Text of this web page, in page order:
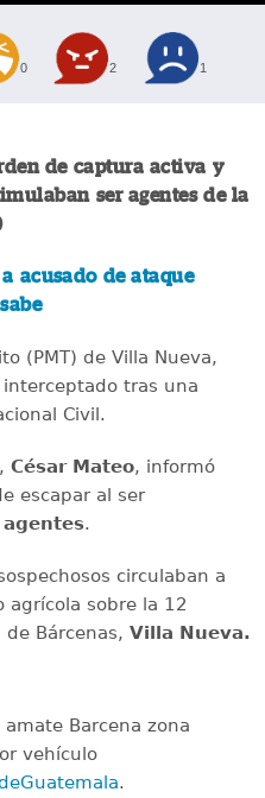
0 2 1
de captura activa y
ser agentes de la
acusado de ataque
(PMT) de Villa Nueva,
tras una
Civil.
César Mateo, informó
escapar al ser
.
circulaban a
agrícola sobre la 12
Bárcenas, Villa Nueva.
Barcena zona
vehículo
.